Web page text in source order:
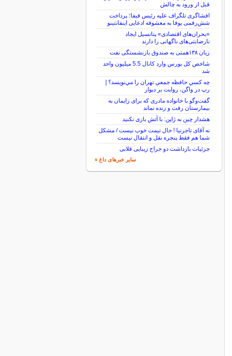
قبل از ورود به چالش
افشاگری تلگراف علیه رئیس فیفا؛ پرداخت
شش‌رقمی یوفا به معشوقه ادعایی اینفانتینو
«بحران‌های اقتصادی» پتانسیل ایجاد
نارضایتی‌های ناگهانی را دارند
زیان ۱۳۸همتی به صندوق بازنشستگی نفت
شاخص کل بورس وارد کانال 5.5 میلیون واحد
شد
چه كسي حافظه جمعي تهران را مي‌نويسد؟ |
رپ در واگن، روايت بر ديوار
گفت‌وگو با خانواده مادری که برای زایمان به
بیمارستان رفت و زنده نماند
هشدار چین به ژاپن: با آتش بازی نکنید
نه آقای تاجرنیا ! حال تیمت خوب نیست / مشکل
شما هم فقط پنجره نقل و انتقال نیست
جزئیات بازداشت دو جراح زیبایی قلابی
سایر خبرهای داغ »